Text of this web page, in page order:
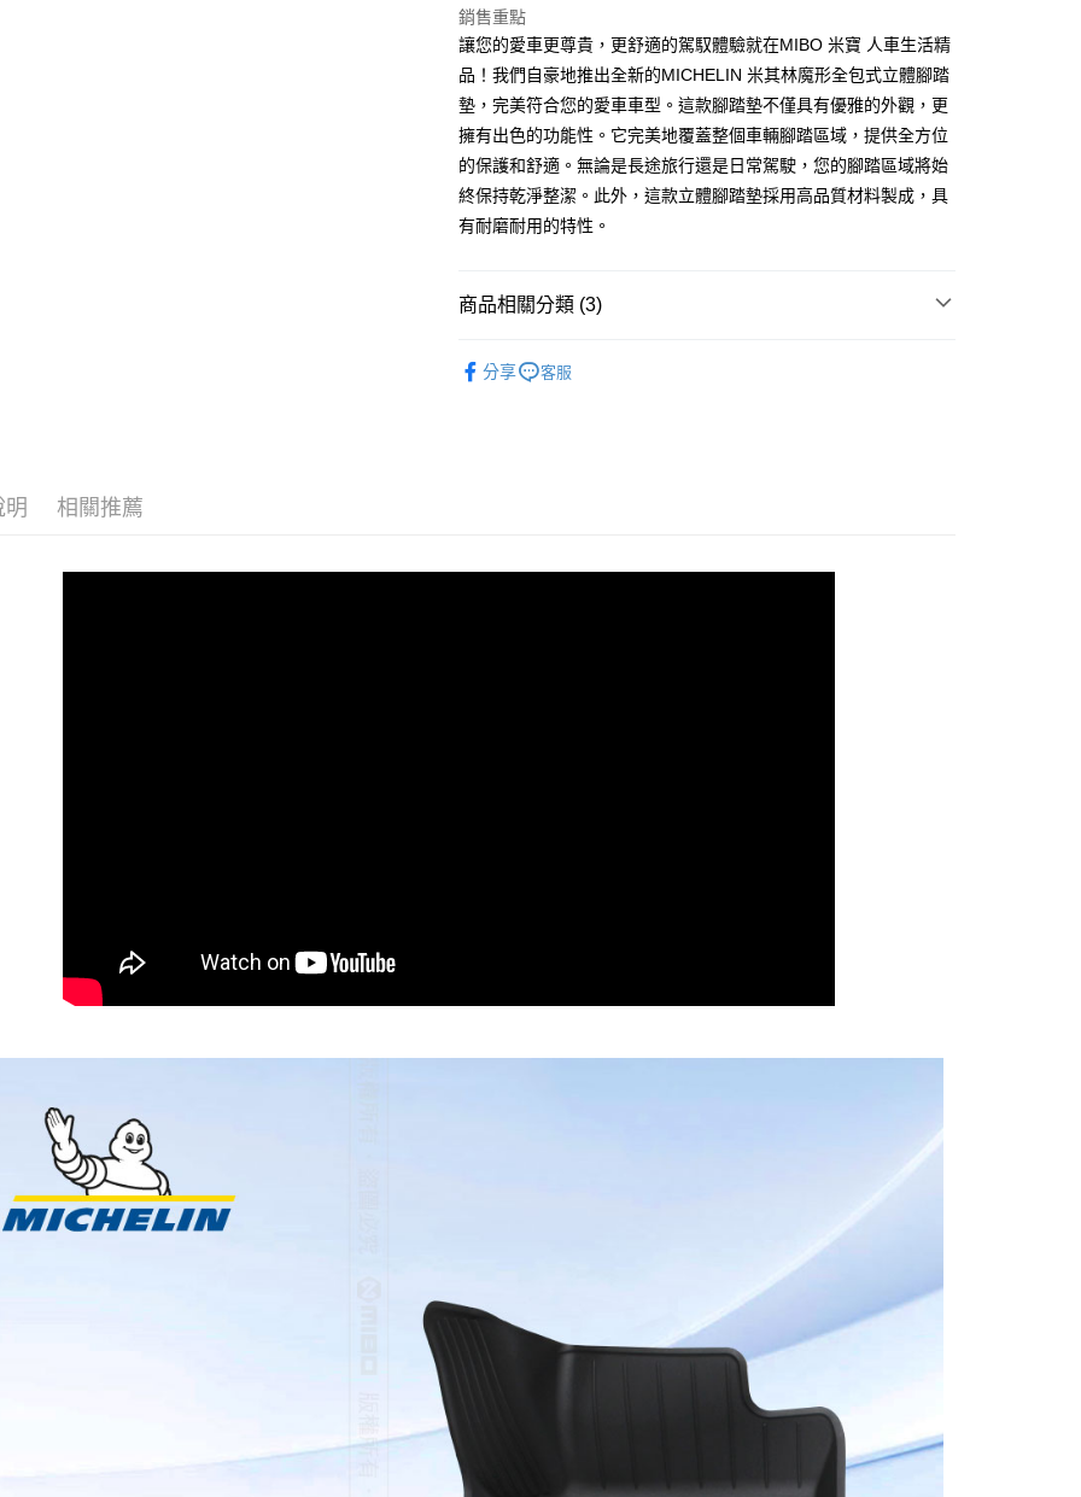
網購自取
銷售重點
讓您的愛車更尊貴，更舒適的駕馭體驗就在MIBO 米寶 人車生活精
品！我們自豪地推出全新的MICHELIN 米其林魔形全包式立體腳踏
墊，完美符合您的愛車車型。這款腳踏墊不僅具有優雅的外觀，更
擁有出色的功能性。它完美地覆蓋整個車輛腳踏區域，提供全方位
的保護和舒適。無論是長途旅行還是日常駕駛，您的腳踏區域將始
終保持乾淨整潔。此外，這款立體腳踏墊採用高品質材料製成，具
有耐磨耐用的特性。
商品相關分類 (3)
分享 客服
明 相關推薦